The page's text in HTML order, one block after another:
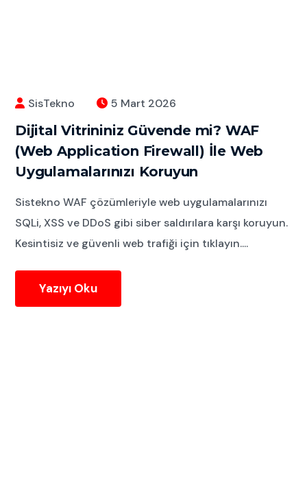
SisTekno 5 Mart 2026
Dijital Vitrininiz Güvende mi? WAF
(Web Application Firewall) İle Web
Uygulamalarınızı Koruyun
Sistekno WAF çözümleriyle web uygulamalarınızı
SQLi, XSS ve DDoS gibi siber saldırılara karşı koruyun.
Kesintisiz ve güvenli web trafiği için tıklayın....
Yazıyı Oku